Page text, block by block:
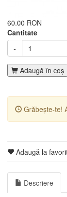
60.00 RON
Cantitate
-
Adaugă în coş
Grăbește-te!
Adaugă la
Descriere